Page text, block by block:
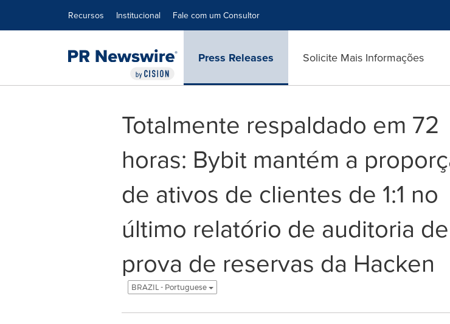
Recursos Institucional Fale com um Consultor
Press Releases Solicite Mais Informações
Totalmente respaldado em 72
horas: Bybit mantém a
de ativos de clientes de 1:1 no
último relatório de auditoria de
prova de reservas da Hacken
BRAZIL - Portuguese